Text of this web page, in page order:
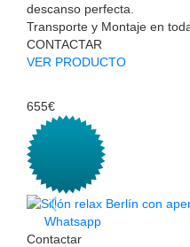
descanso perfecta.
Transporte y Montaje en
CONTACTAR
VER PRODUCTO
655€
Whatsapp
Contactar